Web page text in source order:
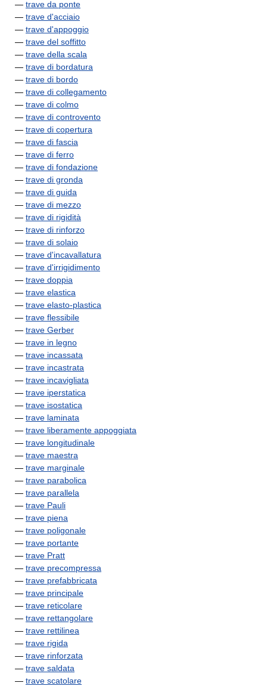
— trave da ponte
— trave d'acciaio
— trave d'appoggio
— trave del soffitto
— trave della scala
— trave di bordatura
— trave di bordo
— trave di collegamento
— trave di colmo
— trave di controvento
— trave di copertura
— trave di fascia
— trave di ferro
— trave di fondazione
— trave di gronda
— trave di guida
— trave di mezzo
— trave di rigidità
— trave di rinforzo
— trave di solaio
— trave d'incavallatura
— trave d'irrigidimento
— trave doppia
— trave elastica
— trave elasto-plastica
— trave flessibile
— trave Gerber
— trave in legno
— trave incassata
— trave incastrata
— trave incavigliata
— trave iperstatica
— trave isostatica
— trave laminata
— trave liberamente appoggiata
— trave longitudinale
— trave maestra
— trave marginale
— trave parabolica
— trave parallela
— trave Pauli
— trave piena
— trave poligonale
— trave portante
— trave Pratt
— trave precompressa
— trave prefabbricata
— trave principale
— trave reticolare
— trave rettangolare
— trave rettilinea
— trave rigida
— trave rinforzata
— trave saldata
— trave scatolare